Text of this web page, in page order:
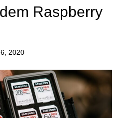
Raspberry
2020